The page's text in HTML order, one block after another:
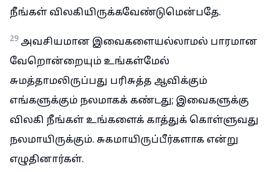
நீங்கள் விலகியிருக்கவேண்டுமென்பதே.
29 அவசியமான இவைகளையல்லாமல் பாரமான
வேறொன்றையும் உங்கள்மேல்
சுமத்தாமலிருப்பது பரிசுத்த ஆவிக்கும்
எங்களுக்கும் நலமாகக் கண்டது; இவைகளுக்கு
விலகி நீங்கள் உங்களைக் காத்துக் கொள்ளுவது
நலமாயிருக்கும். சுகமாயிருப்பீர்களாக என்று
எழுதினார்கள்.